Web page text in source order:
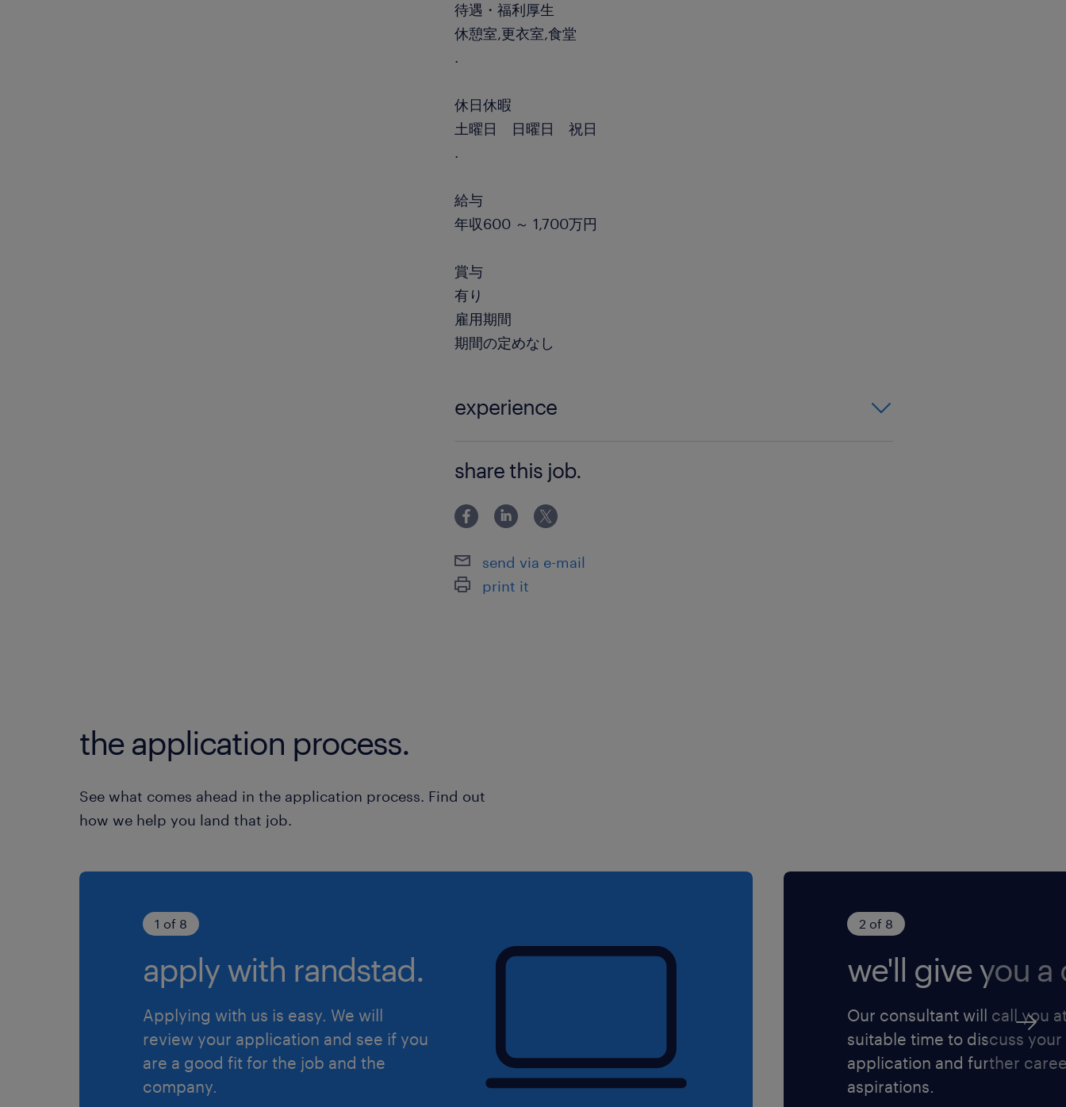
待遇・福利厚生
休憩室,更衣室,食堂
.
休日休暇
土曜日 日曜日 祝日
.
給与
年収600 ～ 1,700万円
賞与
有り
雇用期間
期間の定めなし
experience
share this job.
send via e-mail
print it
the application process.
See what comes ahead in the application process. Find out
how we help you land that job.
1 of 8
apply with randstad.
Applying with us is easy. We will
review your application and see if you
are a good fit for the job and the
company.
2 of 8
we'll give you a
Our consultant will call you
suitable time to discuss your
application and further
aspirations.